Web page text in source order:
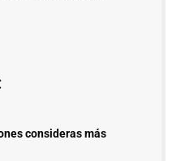
consideras más